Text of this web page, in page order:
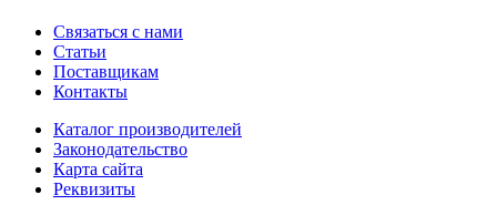
Связаться с нами
Статьи
Поставщикам
Контакты
Каталог производителей
Законодательство
Карта сайта
Реквизиты